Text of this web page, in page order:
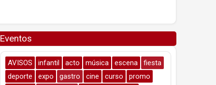
Eventos
AVISOS infantil acto música escena
fiesta
deporte
expo gastro cine curso
promo